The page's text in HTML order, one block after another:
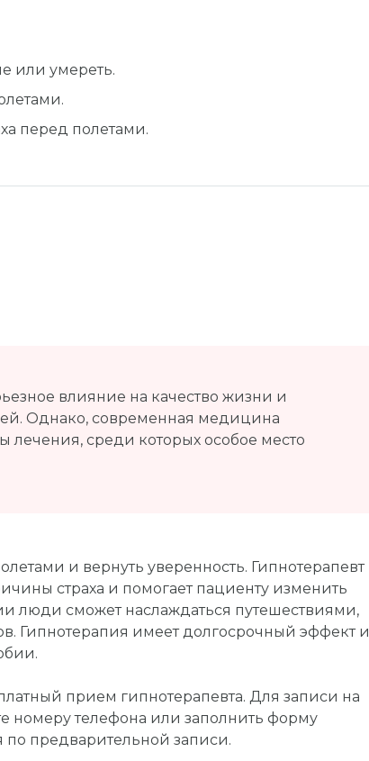
или умереть.
перед полетами.
влияние на качество жизни и
Однако, современная медицина
лечения, среди которых особое место
и вернуть уверенность. Гипнотерапевт
страха и помогает пациенту изменить
люди сможет наслаждаться путешествиями,
Гипнотерапия имеет долгосрочный эффект и
прием гипнотерапевта. Для записи на
номеру телефона или заполнить форму
предварительной записи.